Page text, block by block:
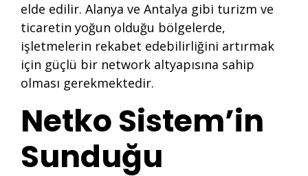
elde edilir. Alanya ve Antalya gibi turizm ve
ticaretin yoğun olduğu bölgelerde,
işletmelerin rekabet edebilirliğini artırmak
için güçlü bir network altyapısına sahip
olması gerekmektedir.
Netko Sistem’in
Sunduğu